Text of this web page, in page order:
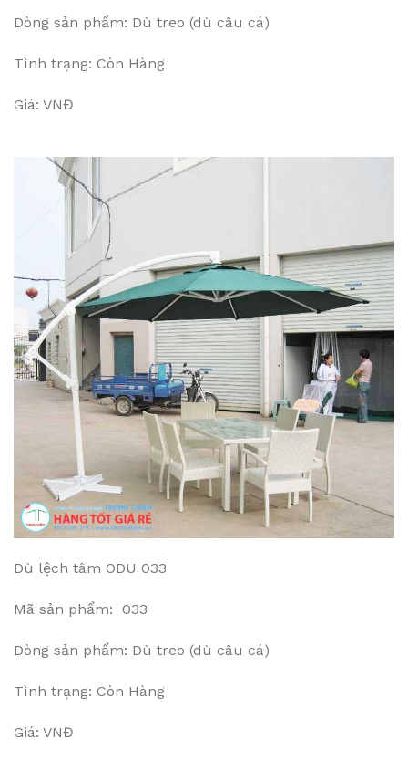
Dòng sản phẩm: Dù treo (dù câu cá)
Tình trạng: Còn Hàng
Giá: VNĐ
Dù lệch tâm ODU 033
Mã sản phẩm: 033
Dòng sản phẩm: Dù treo (dù câu cá)
Tình trạng: Còn Hàng
Giá: VNĐ